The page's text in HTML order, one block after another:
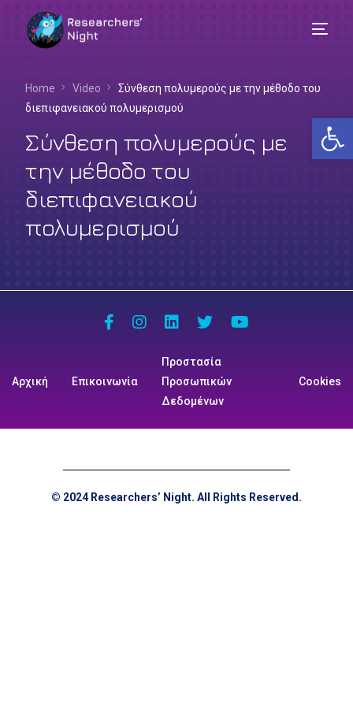
Home Video
Σύνθεση πολυμερούς με την μέθοδο του
διεπιφανειακού πολυμερισμού
Σύνθεση πολυμερούς με
την μέθοδο του
διεπιφανειακού
πολυμερισμού
Αρχική Επικοινωνία
Προστασία
Προσωπικών
Δεδομένων
Cookies
© 2024 Researchers’ Night. All Rights Reserved.